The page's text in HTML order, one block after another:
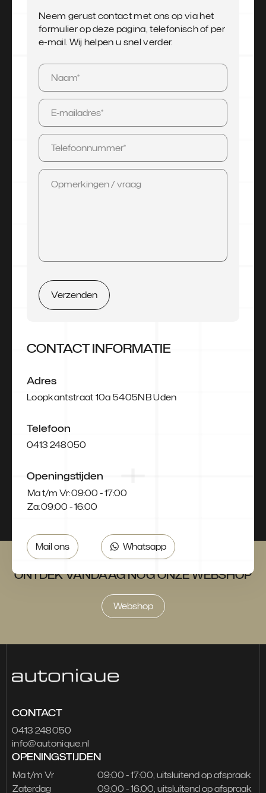
CONTACT INFORMATIE
Adres
Loopkantstraat 10a 5405NB Uden
Telefoon
0413 248050
Openingstijden
Ma t/m Vr:09:00 - 17:00
Za:09:00 - 16:00
Mail ons Whatsapp
Neem gerust contact met ons op via het
formulier op deze pagina, telefonisch of per
e-mail. Wij helpen u snel verder.
Verzenden
ONTDEK VANDAAG NOG ONZE WEBSHOP
Webshop
CONTACT
0413 248050
info@autonique.nl
OPENINGSTIJDEN
Ma t/m Vr
09:00 - 17:00, uitsluitend op afspraak
Zaterdag
09:00 - 16:00, uitsluitend op afspraak